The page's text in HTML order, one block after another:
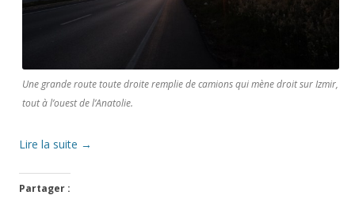
Une grande route toute droite remplie de camions qui mène droit sur Izmir,
tout à l’ouest de l’Anatolie.
Lire la suite →
Partager :